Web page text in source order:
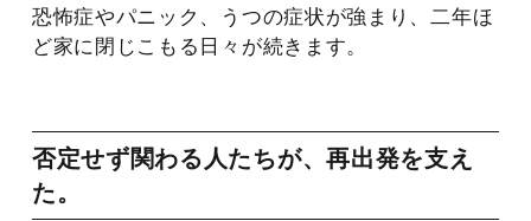
恐怖症やパニック、うつの症状が強まり、二年ほ
ど家に閉じこもる日々が続きます。
否定せず関わる人たちが、再出発を支え
た。